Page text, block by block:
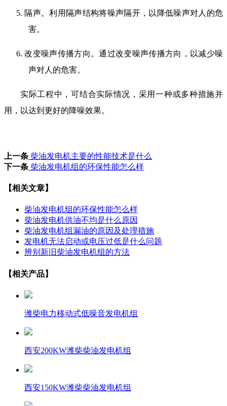
5. 隔声。利用隔声结构将噪声隔开，以降低噪声对人的危
害。
6.改变噪声传播方向。通过改变噪声传播方向，以减少噪
声对人的危害。
实际工程中，可结合实际情况，采用一种或多种措施并
用，以达到更好的降噪效果。
上一条 柴油发电机主要的性能技术是什么
下一条 柴油发电机组的环保性能怎么样
【相关文章】
柴油发电机组的环保性能怎么样
柴油发电机供油不均是什么原因
柴油发电机组漏油的原因及处理措施
发电机无法启动或电压过低是什么问题
辨别新旧柴油发电机组的方法
【相关产品】
潍柴电力移动式低噪音发电机组
西安200KW潍柴柴油发电机组
西安150KW潍柴柴油发电机组